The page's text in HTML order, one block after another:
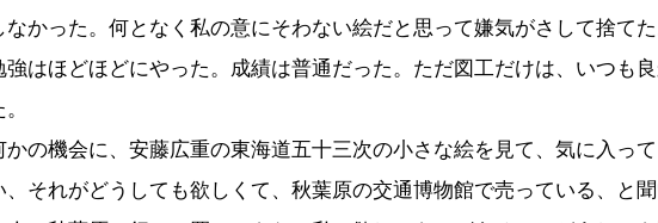
なかった。何となく私の意にそわない絵だと思って嫌気がさして捨てた
強はほどほどにやった。成績は普通だった。ただ図工だけは、いつも
かの機会に、安藤広重の東海道五十三次の小さな絵を見て、気に入って
、それがどうしても欲しくて、秋葉原の交通博物館で売っている、と